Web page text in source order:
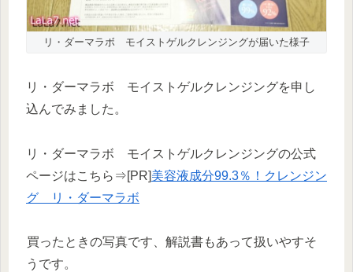
リ・ダーマラボ モイストゲルクレンジングが届いた様子
リ・ダーマラボ モイストゲルクレンジングを申し
込んでみました。
リ・ダーマラボ モイストゲルクレンジングの公式
ページはこちら⇒[PR]美容液成分99.3％！クレンジン
グ リ・ダーマラボ
買ったときの写真です、解説書もあって扱いやすそ
うです。